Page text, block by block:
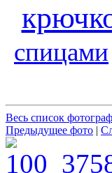
спицами
Весь список
Предыдущее фото |